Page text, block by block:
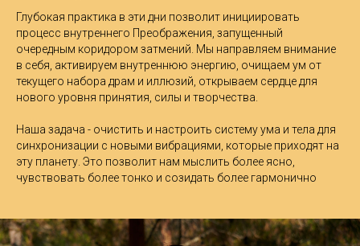
Глубокая практика в эти дни позволит инициировать
процесс внутреннего Преображения, запущенный
очередным коридором затмений. Мы направляем внимание
в себя, активируем внутреннюю энергию, очищаем ум от
текущего набора драм и иллюзий, открываем сердце для
нового уровня принятия, силы и творчества.
Наша задача - очистить и настроить систему ума и тела для
синхронизации с новыми вибрациями, которые приходят на
эту планету. Это позволит нам мыслить более ясно,
чувствовать более тонко и созидать более гармонично